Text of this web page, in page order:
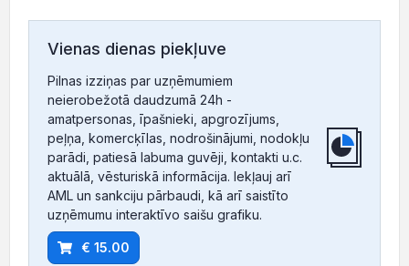
Vienas dienas piekļuve
Pilnas izziņas par uzņēmumiem
neierobežotā daudzumā 24h -
amatpersonas, īpašnieki, apgrozījums,
peļņa, komercķīlas, nodrošinājumi, nodokļu
parādi, patiesā labuma guvēji, kontakti u.c.
aktuālā, vēsturiskā informācija. Iekļauj arī
AML un sankciju pārbaudi, kā arī saistīto
uzņēmumu interaktīvo saišu grafiku.
€ 15.00